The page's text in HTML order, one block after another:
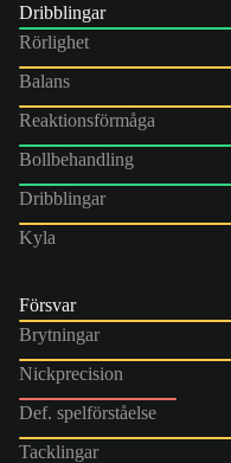
Dribblingar
Rörlighet
Balans
Reaktionsförmåga
Bollbehandling
Dribblingar
Kyla
Försvar
Brytningar
Nickprecision
Def. spelförståelse
Tacklingar